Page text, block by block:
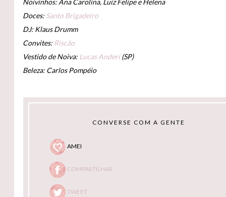
Doces: Santo Brigadeiro
DJ: Klaus Drumm
Convites: Riscão
Vestido de Noiva: Lucas Anderi(SP)
Beleza: Carlos Pompéio
CONVERSE COM A GENTE
AMEI
COMPARTILHAR
TWEET